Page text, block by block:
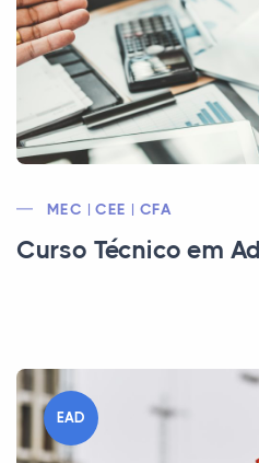
MEC | CEE | CFA
Curso Técnico em
EAD